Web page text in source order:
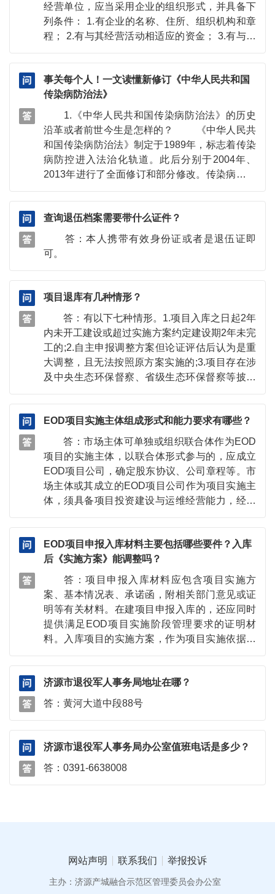
经营单位，应当采用企业的组织形式，并具备下
列条件： 1.有企业的名称、住所、组织机构和章
程； 2.有与其经营活动相适应的资金； 3.有与其
理制度和安全技术措施； 5.有固定的网络地址和
与其经营活动相适应的计算机等装置及附属设
备； 6.有与其经营活动相适应并取得从业资格的
安全管理人员、经营管理人员、专业技术人员；
7.法律、行政法规和国务院有关部门规定的其他
条件。
事关每个人！一文读懂新修订《中华人民共和国
传染病防治法》
1.《中华人民共和国传染病防治法》的历史
沿革或者前世今生是怎样的？ 《中华人民共
和国传染病防治法》制定于1989年，标志着传染
病防控进入法治化轨道。此后分别于2004年、
2013年进行了全面修订和部分修改。传染病防治
现一些新情况新问题，需要总结经验，有针对性
地补短板、堵漏洞、强弱项，进一步强化公共卫
生法治保障。 1989年2月21日第七届全国人
第十一次会议第一次修订 2013年6月29日第
修正 2025年4月30日第十四届全国人民代表
大会常务委员会第十五次会议第二次修订 2.
新修订的《中华人民共和国传染病防治法》修订
的背景是什么？ 在全球范围内，21世纪以
来，新发传染病发现速度较20世纪显著提升，埃
内层面，现有的防控体系在信息报送、部门协
同、基层防控以及监测预警、应急响应、医防协
同等制度方面需全面提升防控效率；同时，大数
据、人工智能等科技手段为传染病防控带来新契
机，数据共享、隐私保护等规范有待完善，以适
应治理现代化的需求。 3.此次修订的《中华
作坚持中国共产党的领导，坚持人民至上、生命
至上，防范和化解公共卫生风险。二是总结疫情
防控经验，完善传染病防治体制机制，健全公共
卫生体系，加强疾病预防控制能力建设。三是坚
持问题导向，围绕疫情防控中暴露出的短板和不
足，有针对性地完善制度。四是坚持依法防控、
科学防控，高效统筹疫情防控和经济社会发展，
加强公民权利保障。五是加强与有关法律规定的
成制度合力。 4.新修订的《中华人民共和国
传染病防治法》主要内容有哪些？什么时候开始
施行？ 新修订的《中华人民共和国传染病防
责任和附则，共九章、115条；自2025年9月1日
起施行。 5.新修订的《中华人民共和国传染
种，其中甲类传染病2种，乙类传染病27种，丙
类传染病11种。三是完善传染病目录调整主体和
查询退伍档案需要带什么证件？
答：本人携带有效身份证或者是退伍证即
可。
项目退库有几种情形？
答：有以下七种情形。1.项目入库之日起2年
内未开工建设或超过实施方案约定建设期2年未完
工的;2.自主申报调整方案但论证评估后认为是重
大调整，且无法按照原方案实施的;3.项目存在涉
及中央生态环保督察、省级生态环保督察等披露
的;5.项目实施过程中发现存在增加政府隐性债务
情况，且无法完成整改的;6.项目在实施过程中发
现存在重大环境安全隐患且无法快速、彻底整
改，或因项目实施引发较大及以上突发环境事件
的;7.项目组织主体自主申报要求退库的。
EOD项目实施主体组成形式和能力要求有哪些？
答：市场主体可单独或组织联合体作为EOD
项目的实施主体，以联合体形式参与的，应成立
EOD项目公司，确定股东协议、公司章程等。市
场主体或其成立的EOD项目公司作为项目实施主
体，须具备项目投资建设与运维经营能力，经营
业，鼓励民营企业积极参与，不得仅为工程建设
单位、财务投资人等。
EOD项目申报入库材料主要包括哪些要件？入库
后《实施方案》能调整吗？
答：项目申报入库材料应包含项目实施方
案、基本情况表、承诺函，附相关部门意见或证
明等有关材料。在建项目申报入库的，还应同时
提供满足EOD项目实施阶段管理要求的证明材
料。入库项目的实施方案，作为项目实施依据，
省辖市生态环境部门同意后，由省生态环境厅开
展论证评估。论证后认为实施内容较原方案调整
变更。论证后认为实施内容较原方案在投资规
有重大调整等情况，且无法按照原方案实施的，
济源市退役军人事务局地址在哪？
答：黄河大道中段88号
济源市退役军人事务局办公室值班电话是多少？
答：0391-6638008
网站声明 联系我们 举报投诉
主办：济源产城融合示范区管理委员会办公室